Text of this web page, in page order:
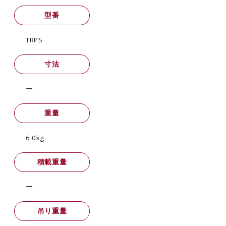
型番
TRPS
寸法
ー
重量
6.0kg
積載重量
ー
吊り重量